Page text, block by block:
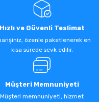
Hızlı ve Güvenli Teslimat
özenle paketlenerek en
kısa sürede sevk edilir.
Müşteri Memnuniyeti
Müşteri memnuniyeti, hizmet